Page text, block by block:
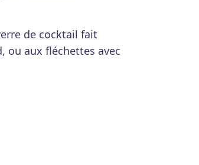
de cocktail fait
ou aux fléchettes avec